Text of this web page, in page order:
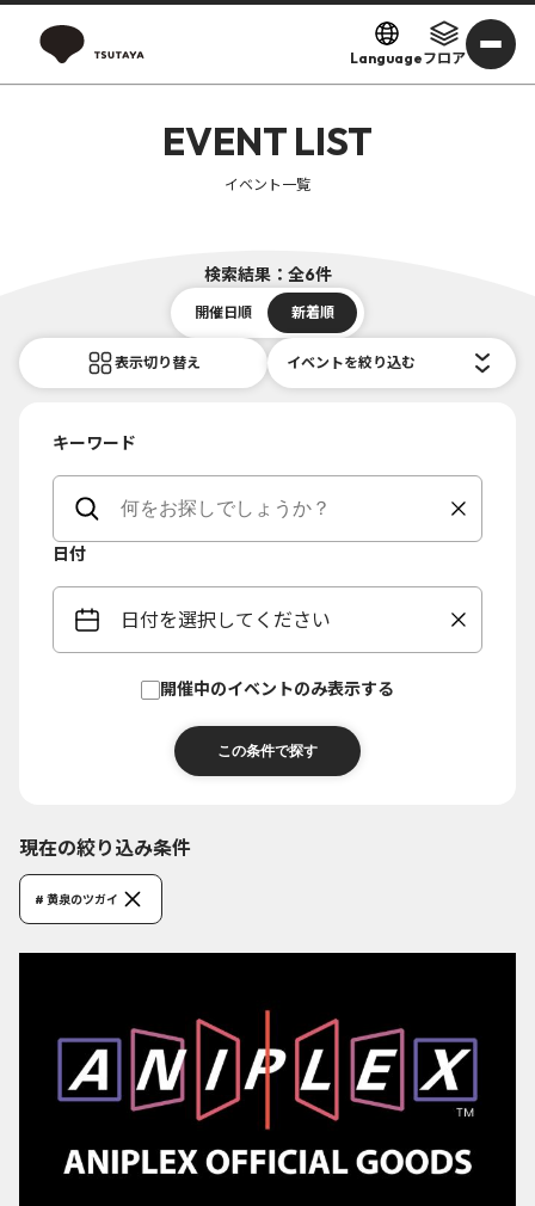
Languageフロア
EVENT LIST
イベント一覧
検索結果：全6件
開催日順 新着順
表示切り替え イベントを絞り込む
キーワード
日付
日付を選択してください
開催中のイベントのみ表示する
現在の絞り込み条件
# 黄泉のツガイ